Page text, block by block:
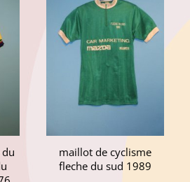
maillot de cyclisme
fleche du sud 1989